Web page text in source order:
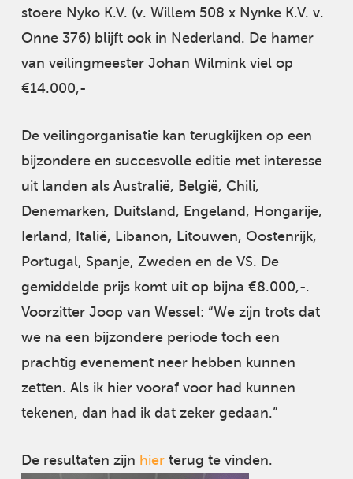
stoere Nyko K.V. (v. Willem 508 x Nynke K.V. v.
Onne 376) blijft ook in Nederland. De hamer
van veilingmeester Johan Wilmink viel op
€14.000,-
De veilingorganisatie kan terugkijken op een
bijzondere en succesvolle editie met interesse
uit landen als Australië, België, Chili,
Denemarken, Duitsland, Engeland, Hongarije,
Ierland, Italië, Libanon, Litouwen, Oostenrijk,
Portugal, Spanje, Zweden en de VS. De
gemiddelde prijs komt uit op bijna €8.000,-.
Voorzitter Joop van Wessel: “We zijn trots dat
we na een bijzondere periode toch een
prachtig evenement neer hebben kunnen
zetten. Als ik hier vooraf voor had kunnen
tekenen, dan had ik dat zeker gedaan.”
De resultaten zijn hierterug te vinden.